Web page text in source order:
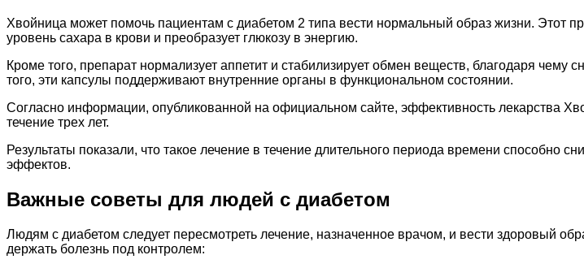
Хвойница может помочь пациентам с диабетом 2 типа вести нормальный образ жизни. Этот
уровень сахара в крови и преобразует глюкозу в энергию.
Кроме того, препарат нормализует аппетит и стабилизирует обмен веществ, благодаря
того, эти капсулы поддерживают внутренние органы в функциональном состоянии.
Согласно информации, опубликованной на официальном сайте, эффективность лекарства
течение трех лет.
Результаты показали, что такое лечение в течение длительного периода времени способно
эффектов.
Важные советы для людей с диабетом
Людям с диабетом следует пересмотреть лечение, назначенное врачом, и вести здоровый
держать болезнь под контролем: